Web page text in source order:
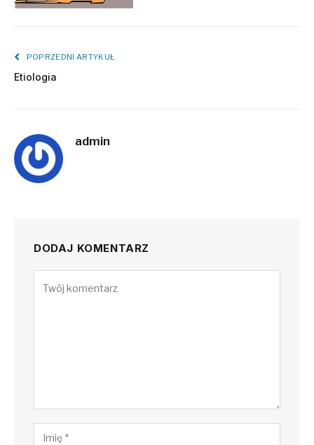
POPRZEDNI ARTYKUŁ
Etiologia
admin
DODAJ KOMENTARZ